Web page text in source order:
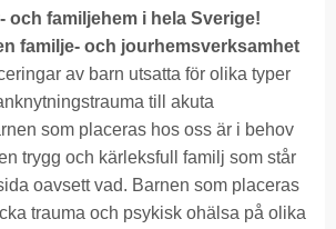
och familjehem i hela Sverige!
familje- och jourhemsverksamhet
av barn utsatta för olika typer
till akuta
som placeras hos oss är i behov
trygg och kärleksfull familj som står
oavsett vad. Barnen som placeras
trauma och psykisk ohälsa på olika